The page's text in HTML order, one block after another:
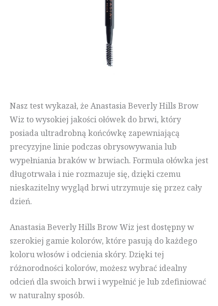
Nasz test wykazał, że Anastasia Beverly Hills Brow
Wiz to wysokiej jakości ołówek do brwi, który
posiada ultradrobną końcówkę zapewniającą
precyzyjne linie podczas obrysowywania lub
wypełniania braków w brwiach. Formuła ołówka jest
długotrwała i nie rozmazuje się, dzięki czemu
nieskazitelny wygląd brwi utrzymuje się przez cały
dzień.
Anastasia Beverly Hills Brow Wiz jest dostępny w
szerokiej gamie kolorów, które pasują do każdego
koloru włosów i odcienia skóry. Dzięki tej
różnorodności kolorów, możesz wybrać idealny
odcień dla swoich brwi i wypełnić je lub zdefiniować
w naturalny sposób.